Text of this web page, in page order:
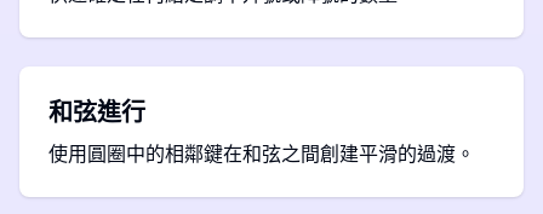
和弦進行
使用圓圈中的相鄰鍵在和弦之間創建平滑的過渡。